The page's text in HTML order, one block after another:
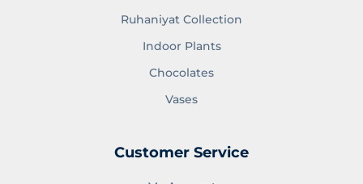
Ruhaniyat Collection
Indoor Plants
Chocolates
Vases
Customer Service